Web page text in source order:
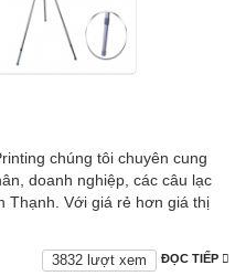
chúng tôi chuyên cung
doanh nghiệp, các câu lạc
Thạnh. Với giá rẻ hơn giá thị
ĐỌC TIẾP
3832 lượt xem